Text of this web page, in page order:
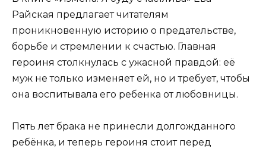
Райская предлагает читателям
проникновенную историю о предательстве,
борьбе и стремлении к счастью. Главная
героиня столкнулась с ужасной правдой: её
муж не только изменяет ей, но и требует, чтобы
она воспитывала его ребенка от любовницы.
Пять лет брака не принесли долгожданного
ребёнка, и теперь героиня стоит перед